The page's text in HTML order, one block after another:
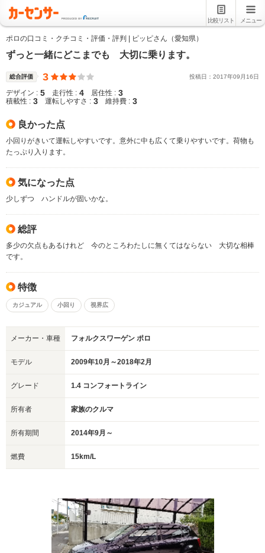
比較リスト メニュー
ポロの口コミ・クチコミ・評価・評判 | ピッピさん（愛知県）
ずっと一緒にどこまでも 大切に乗ります。
総合評価 3 投稿日： 2017年09 月 16日
デザイン : 5 走行性 : 4 居住性 : 3
積載性 : 3 運転しやすさ : 3 維持費 : 3
良かった点
小回りがきいて運転しやすいです。意外に中も広くて乗りやすいです。荷物も
たっぷり入ります。
気になった点
少しずつ ハンドルが固いかな。
総評
多少の欠点もあるけれど 今のところわたしに無くてはならない 大切な相棒
です。
特徴
カジュアル 小回り 視界広
メーカー・車種 フォルクスワーゲン ポロ
モデル 2009年10月～2018年2月
グレード 1.4 コンフォートライン
所有者 家族のクルマ
所有期間 2014年9月～
燃費 15km/L